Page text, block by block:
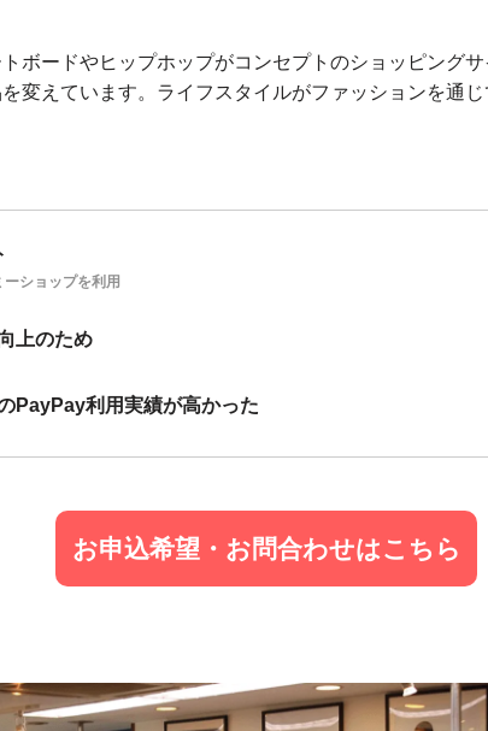
ボードやヒップホップがコンセプトのショッピング
変えています。ライフスタイルがファッションを通
ショップを利用
上のため
PayPay利用実績が高かった
お申込希望・お問合わせはこちら